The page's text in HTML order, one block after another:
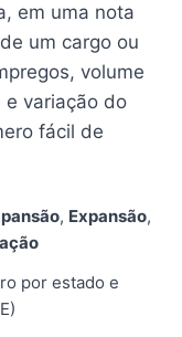
em uma nota
um cargo ou
volume
variação do
fácil de
, Expansão,
por estado e